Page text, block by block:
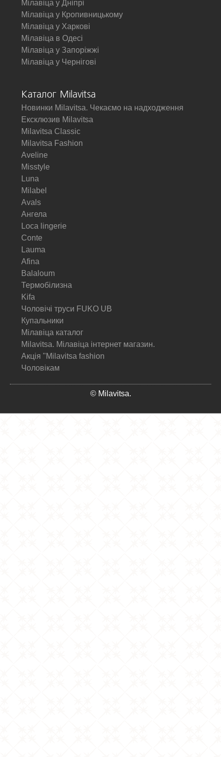
Мілавіца у Дніпрі
Мілавіца у Кропивницькому
Мілавіца у Харкові
Мілавіца в Одесі
Мілавіца у Запоріжжі
Мілавіца у Чернігові
Каталог Milavitsa
Новинки Milavitsa. Чекаємо на надходження
Ексклюзив Milavitsa
Milavitsa Classic
Milavitsa Fashion
Aveline
Misstyle
Luna
Milabel
Avals
Ангела
Loca lingerie
Conte
Lauma
Afina
Balaloum
Термобілизна
Kifa
Чоловічі труси FUKO UB
Купальники
Мілавіца каталог
Milavitsa. Мілавіца інтернет магазин.
Акція "Milavitsa fashion
Чоловікам
© Milavitsa.